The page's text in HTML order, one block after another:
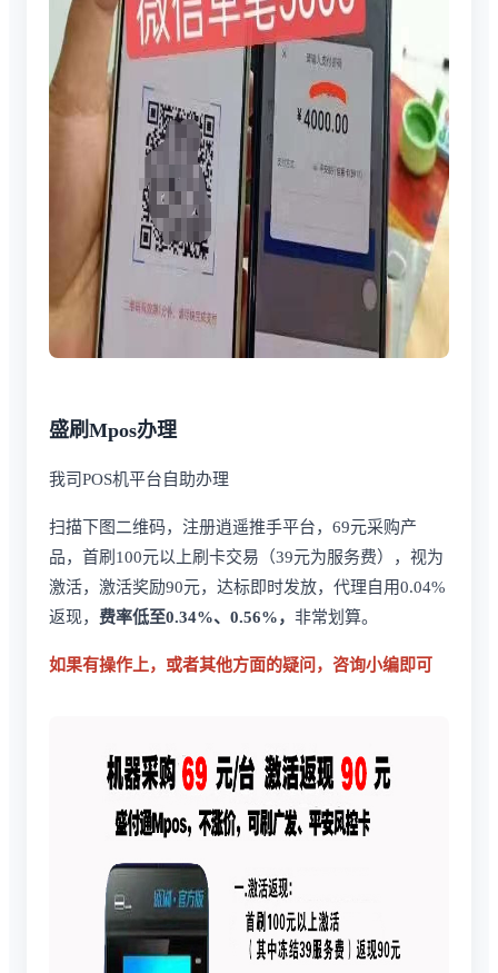
盛刷Mpos办理
我司POS机平台自助办理
扫描下图二维码，注册逍遥推手平台，69元采购产
品，首刷100元以上刷卡交易（39元为服务费），视为
激活，激活奖励90元，达标即时发放，代理自用0.04%
返现， 费率低至0.34%、0.56%， 非常划算。
如果有操作上，或者其他方面的疑问，咨询小编即可